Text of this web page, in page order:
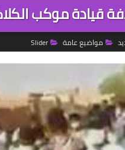
قيادة موكب
مواضيع عامة Slider